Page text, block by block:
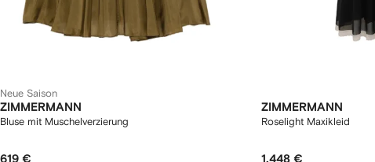
Neue Saison
ZIMMERMANN
Bluse mit Muschelverzierung
619 €
ZIMMERMANN
Roselight Maxikleid
1.448 €